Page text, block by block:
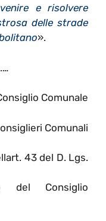
e risolvere
delle strade
».
Comunale
Comunali
43 del D. Lgs.
del Consiglio